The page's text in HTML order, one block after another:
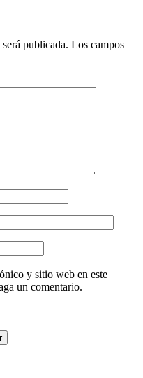
publicada. Los campos
y sitio web en este
un comentario.